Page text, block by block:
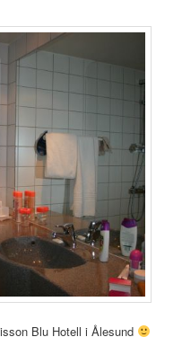
Blu Hotell i Ålesund